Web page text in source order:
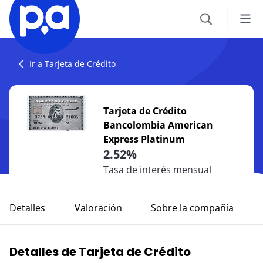
Seguros
VEHÍCULOS
Seguro Todo Riesgo
Seguro Obligatorio de Accidentes de Tránsito
Seguro para Motos
VIAJES
Seguro de Viaje
Productos financieros
CRÉDITOS
Crédito Hipotecario
Credito de Consumo
Blog
Finanzas
IR AL CENTRO DE AYUDA
Ir a Tarjeta de Crédito
Tarjeta de Crédito
Bancolombia American
Express Platinum
2.52%
Tasa de interés mensual
Detalles Valoración Sobre la compañía
Detalles de Tarjeta de Crédito